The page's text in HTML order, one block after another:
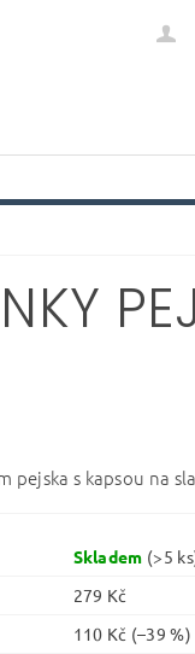
pejska s kapsou na
Skladem (>5
279 Kč
110 Kč (–39 %)